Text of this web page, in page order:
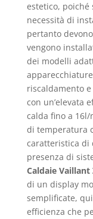
estetico, poiché
necessità di
pertanto
vengono
dei modelli
riscaldamento
con un’elevata
calda fino a
di temperatura
caratteristica di
presenza di
Caldaie
di un display
semplificate,
efficienza che